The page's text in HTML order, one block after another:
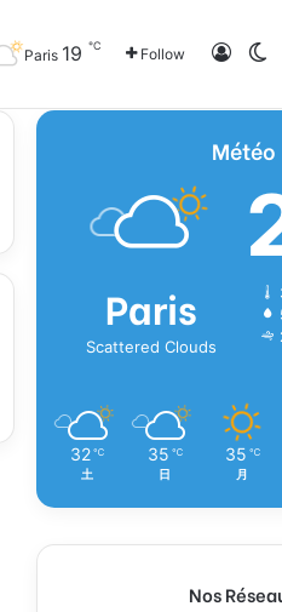
Paris 19 ℃ Follow Log
Météo
Paris
Scattered Clouds
32 ℃
土
35 ℃
日
35 ℃
月
Nos